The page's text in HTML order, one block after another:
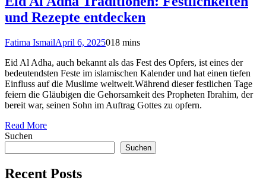
und Rezepte entdecken
Fatima IsmailApril 6, 2025018 mins
Eid Al Adha, auch bekannt als das Fest des Opfers, ist eines der
bedeutendsten Feste im islamischen Kalender und hat einen tiefen
Einfluss auf die Muslime weltweit.Während dieser festlichen Tage
feiern die Gläubigen die Gehorsamkeit des Propheten Ibrahim, der
bereit war, seinen Sohn im Auftrag Gottes zu opfern.
Read More
Suchen
Suchen
Recent Posts